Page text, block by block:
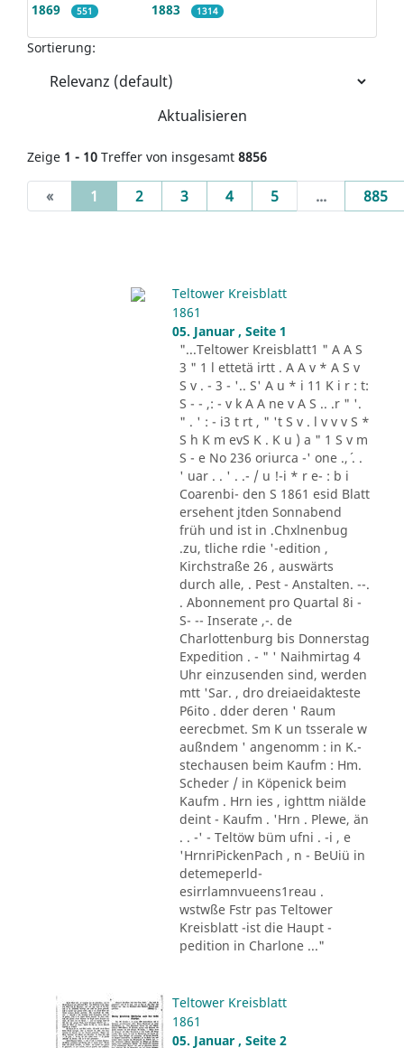
1869 551 1883 1314
Sortierung:
Aktualisieren
Zeige 1 - 10 Treffer von insgesamt 8856
« 1 (current)
2 3 4 5 ... 885
Teltower Kreisblatt
1861
05. Januar , Seite 1
"...Teltower Kreisblatt1 " A A S
3 " 1 l ettetä irtt . A A v * A S v
S v . - 3 - '.. S' A u * i 11 K i r : t:
S - - ,: - v k A A ne v A S .. .r " '.
" . ' : - i3 t rt , " 't S v . l v v v S *
S h K m evS K . K u ) a " 1 S v m
S - e No 236 oriurca -' one .,´ . .
' uar . . ' . .- / u !-i * r e- : b i
Coarenbi- den S 1861 esid Blatt
ersehent jtden Sonnabend
früh und ist in .Chxlnenbug
.zu, tliche rdie '-edition ,
Kirchstraße 26 , auswärts
durch alle, . Pest - Anstalten. --.
. Abonnement pro Quartal 8i -
S- -- Inserate ,-. de
Charlottenburg bis Donnerstag
Expedition . - " ' Naihmirtag 4
Uhr einzusenden sind, werden
mtt 'Sar. , dro dreiaeidakteste
P6ito . dder deren ' Raum
eerecbmet. Sm K un tsserale w
außndem ' angenomm : in K.-
stechausen beim Kaufm : Hm.
Scheder / in Köpenick beim
Kaufm . Hrn ies , ighttm niälde
deint - Kaufm . 'Hrn . Plewe, än
. . -' - Teltöw büm ufni . -i , e
'HrnriPickenPach , n - BeUiü in
detemeperld-
esirrlamnvueens1reau .
wstwße Fstr pas Teltower
Kreisblatt -ist die Haupt -
pedition in Charlone ..."
Teltower Kreisblatt
1861
05. Januar , Seite 2